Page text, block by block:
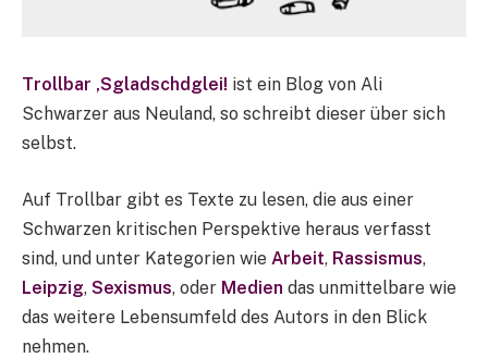
Trollbar ‚Sgladschdglei! ist ein Blog von Ali
Schwarzer aus Neuland, so schreibt dieser über sich
selbst.
Auf Trollbar gibt es Texte zu lesen, die aus einer
Schwarzen kritischen Perspektive heraus verfasst
sind, und unter Kategorien wie Arbeit, Rassismus,
Leipzig, Sexismus, oder Medien das unmittelbare wie
das weitere Lebensumfeld des Autors in den Blick
nehmen.